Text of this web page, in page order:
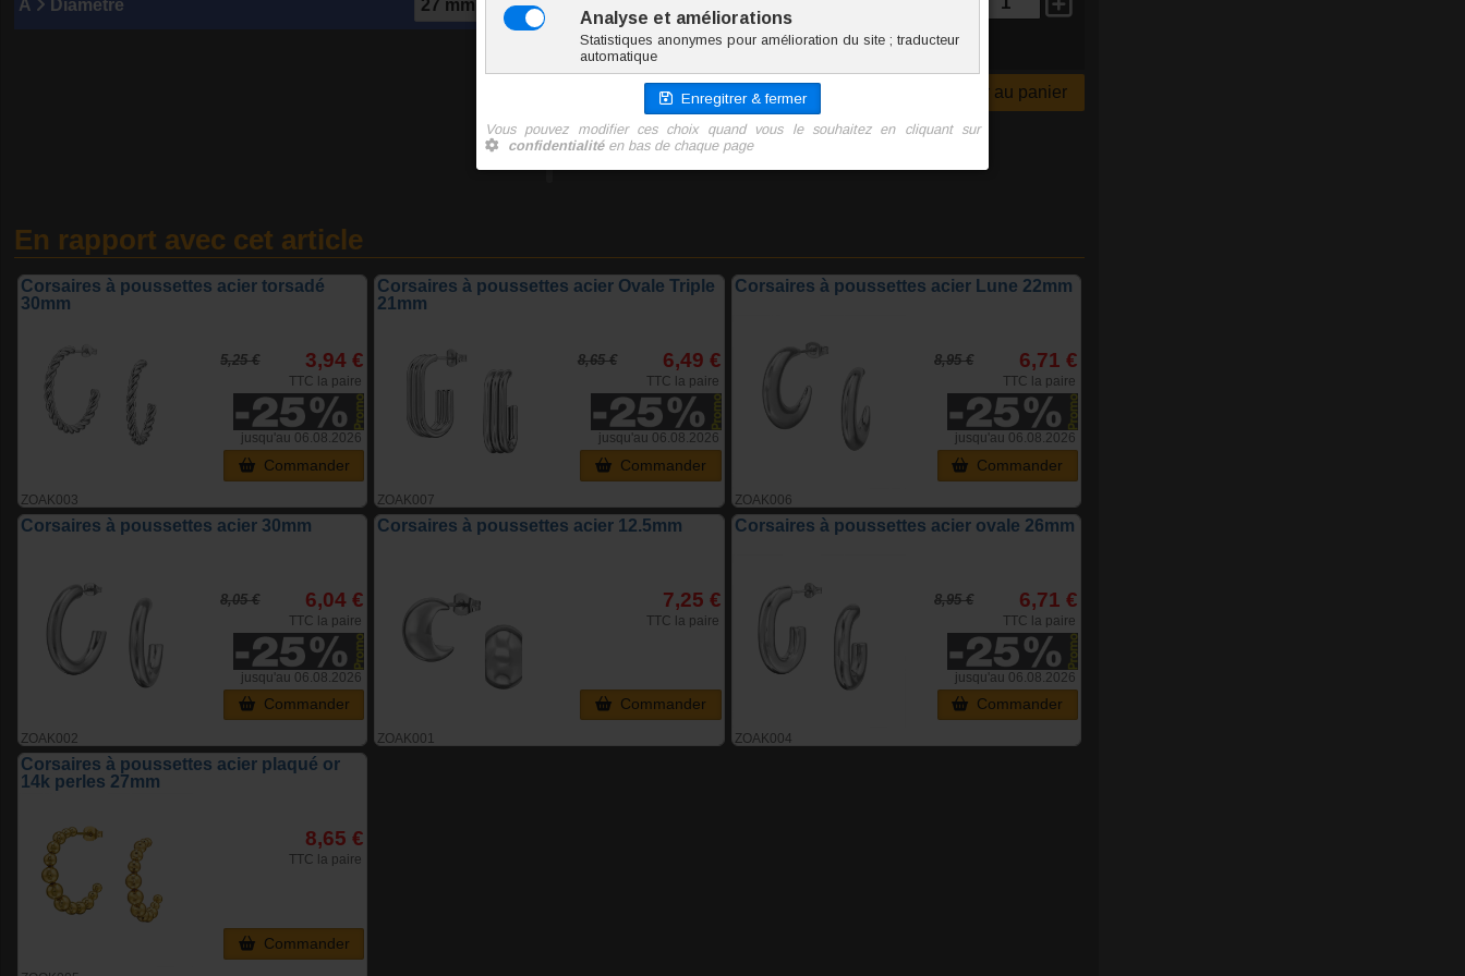
A Diamètre
7.4 g
5.81 €
TTC la paire
Ajouter au panier
En rapport avec cet article
Corsaires à poussettes acier torsadé
30mm
ZOAK003
5,25 € 3,94 €
TTC la paire
jusqu'au 06.08.2026
Commander
Corsaires à poussettes acier Ovale Triple
21mm
ZOAK007
8,65 € 6,49 €
TTC la paire
jusqu'au 06.08.2026
Commander
Corsaires à poussettes acier Lune 22mm
ZOAK006
8,95 € 6,71 €
TTC la paire
jusqu'au 06.08.2026
Commander
Corsaires à poussettes acier 30mm
ZOAK002
8,05 € 6,04 €
TTC la paire
jusqu'au 06.08.2026
Commander
Corsaires à poussettes acier 12.5mm
ZOAK001
7,25 €
TTC la paire
Commander
Corsaires à poussettes acier ovale 26mm
ZOAK004
8,95 € 6,71 €
TTC la paire
jusqu'au 06.08.2026
Commander
Corsaires à poussettes acier plaqué or
14k perles 27mm
8,65 €
TTC la paire
Commander